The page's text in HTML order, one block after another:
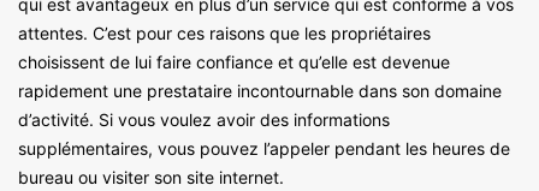
attentes. C’est pour ces raisons que les propriétaires
choisissent de lui faire confiance et qu’elle est devenue
rapidement une prestataire incontournable dans son domaine
d’activité. Si vous voulez avoir des informations
supplémentaires, vous pouvez l’appeler pendant les heures de
bureau ou visiter son site internet.